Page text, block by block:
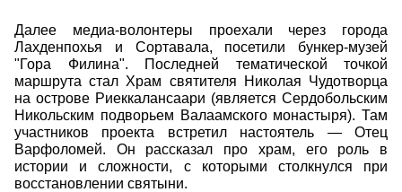
Далее медиа-волонтеры проехали через города
Лахденпохья и Сортавала, посетили бункер-музей
"Гора Филина". Последней тематической точкой
маршрута стал Храм святителя Николая Чудотворца
на острове Риеккалансаари (является Сердобольским
Никольским подворьем Валаамского монастыря). Там
участников проекта встретил настоятель — Отец
Варфоломей. Он рассказал про храм, его роль в
истории и сложности, с которыми столкнулся при
восстановлении святыни.